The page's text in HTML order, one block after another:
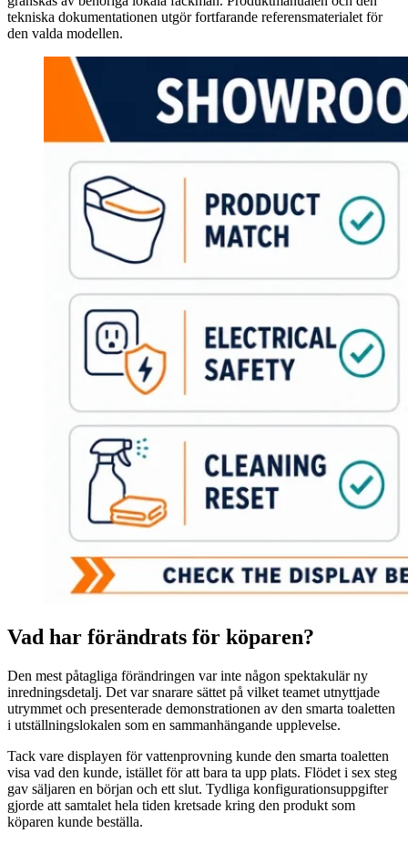
tekniska dokumentationen utgör fortfarande referensmaterialet för
den valda modellen.
Vad har förändrats för köparen?
Den mest påtagliga förändringen var inte någon spektakulär ny
inredningsdetalj. Det var snarare sättet på vilket teamet utnyttjade
utrymmet och presenterade demonstrationen av den smarta toaletten
i utställningslokalen som en sammanhängande upplevelse.
Tack vare displayen för vattenprovning kunde den smarta toaletten
visa vad den kunde, istället för att bara ta upp plats. Flödet i sex steg
gav säljaren en början och ett slut. Tydliga konfigurationsuppgifter
gjorde att samtalet hela tiden kretsade kring den produkt som
köparen kunde beställa.